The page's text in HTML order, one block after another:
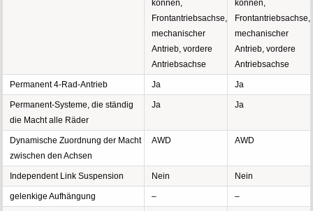
können,
Frontantriebsachse,
mechanischer
Antrieb, vordere
Antriebsachse
können,
Frontantriebsachse,
mechanischer
Antrieb, vordere
Antriebsachse
Permanent 4-Rad-Antrieb Ja Ja
Permanent-Systeme, die ständig
die Macht alle Räder
Ja Ja
Dynamische Zuordnung der Macht
zwischen den Achsen
AWD AWD
Independent Link Suspension Nein Nein
gelenkige Aufhängung – –